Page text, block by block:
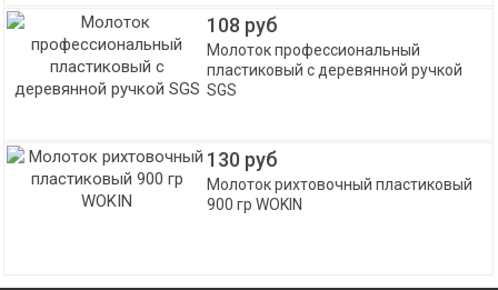
108 руб
Молоток профессиональный
пластиковый с деревянной ручкой
SGS
130 руб
Молоток рихтовочный пластиковый
900 гр WOKIN